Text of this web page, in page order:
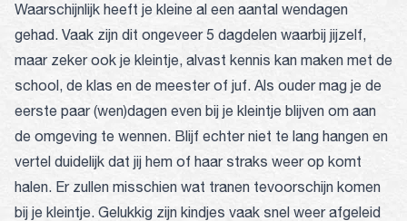
Waarschijnlijk heeft je kleine al een aantal wendagen
gehad. Vaak zijn dit ongeveer 5 dagdelen waarbij jijzelf,
maar zeker ook je kleintje, alvast kennis kan maken met de
school, de klas en de meester of juf. Als ouder mag je de
eerste paar (wen)dagen even bij je kleintje blijven om aan
de omgeving te wennen. Blijf echter niet te lang hangen en
vertel duidelijk dat jij hem of haar straks weer op komt
halen. Er zullen misschien wat tranen tevoorschijn komen
bij je kleintje. Gelukkig zijn kindjes vaak snel weer afgeleid